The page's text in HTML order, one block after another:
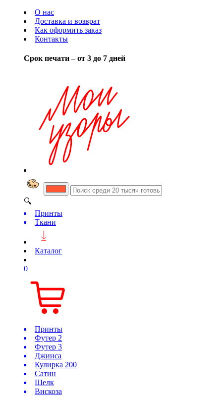
О нас
Доставка и возврат
Как оформить заказ
Контакты
Срок печати – от 3 до 7 дней
🔍
Принты
Ткани
Каталог
0
Принты
Футер 2
Футер 3
Джинса
Кулирка 200
Сатин
Шелк
Вискоза